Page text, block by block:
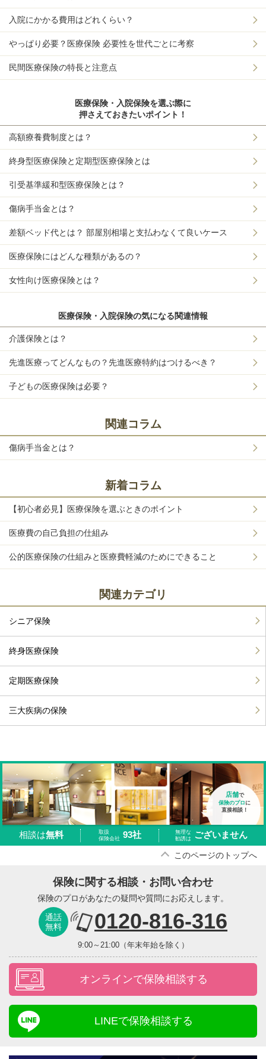
入院にかかる費用はどれくらい？
やっぱり必要？医療保険 必要性を世代ごとに考察
民間医療保険の特長と注意点
医療保険・入院保険を選ぶ際に
押さえておきたいポイント！
高額療養費制度とは？
終身型医療保険と定期型医療保険とは
引受基準緩和型医療保険とは？
傷病手当金とは？
差額ベッド代とは？ 部屋別相場と支払わなくて良いケース
医療保険にはどんな種類があるの？
女性向け医療保険とは？
医療保険・入院保険の気になる関連情報
介護保険とは？
先進医療ってどんなもの？先進医療特約はつけるべき？
子どもの医療保険は必要？
関連コラム
傷病手当金とは？
新着コラム
【初心者必見】医療保険を選ぶときのポイント
医療費の自己負担の仕組み
公的医療保険の仕組みと医療費軽減のためにできること
関連カテゴリ
シニア保険
終身医療保険
定期医療保険
三大疾病の保険
店舗で
保険のプロ に
直接相談！
相談は無料
取扱
保険会社 93社
無理な
勧誘は
ございません
このページのトップへ
保険に関する相談・お問い合わせ
保険のプロがあなたの疑問や質問にお応えします。
通話
無料
0120-816-316
9:00～21:00（年末年始を除く）
オンラインで保険相談する
LINEで保険相談する